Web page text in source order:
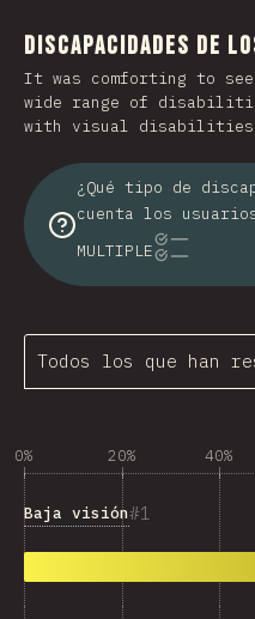
Discapacidades de
It was comforting to
wide range of
with visual disabilities
¿Qué tipo de
cuenta los
MULTIPLE
Todos los que han
0% 20% 40%
1
Baja visión